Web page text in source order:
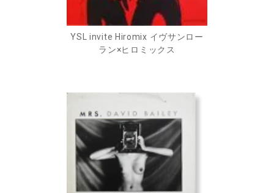
YSL invite Hiromix イヴサンロー
ラン×ヒロミックス